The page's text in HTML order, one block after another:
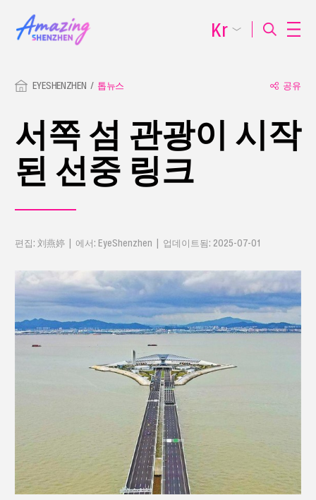
EYESHENZHEN 톱뉴스 공유
서쪽 섬 관광이 시작
된 선중 링크
편집: 刘燕婷 | 에서: EyeShenzhen | 업데이트됨: 2025-07-01
Kr